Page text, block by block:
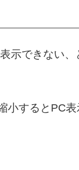
示できない
するとPC表